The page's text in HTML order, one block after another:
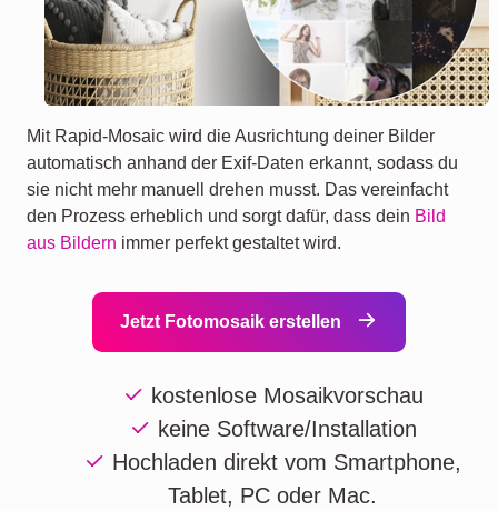
Mit Rapid-Mosaic wird die Ausrichtung deiner Bilder
automatisch anhand der Exif-Daten erkannt, sodass du
sie nicht mehr manuell drehen musst. Das vereinfacht
den Prozess erheblich und sorgt dafür, dass dein Bild
aus Bildern immer perfekt gestaltet wird.
Jetzt Fotomosaik erstellen
kostenloseMosaikvorschau
keine Software/Installation
Hochladen direkt vom Smartphone,
Tablet, PC oder Mac.